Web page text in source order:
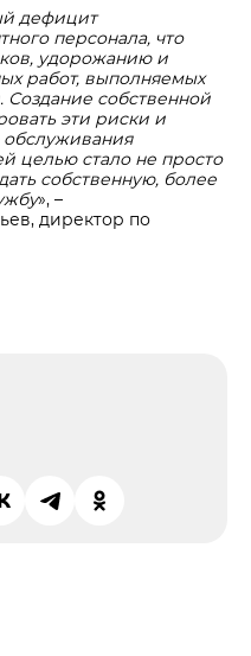
дефицит
персонала, что
удорожанию и
работ, выполняемых
собственной
эти риски и
обслуживания
целью стало не просто
собственную, более
», –
директор по